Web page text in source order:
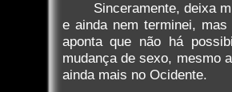
Sinceramente, deixa
e ainda nem terminei,
aponta que não há
mudança de sexo, mesmo
ainda mais no Ocidente.